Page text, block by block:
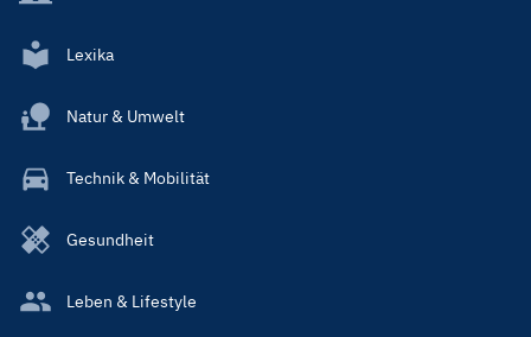
Lexika
Natur & Umwelt
Technik & Mobilität
Gesundheit
Leben & Lifestyle